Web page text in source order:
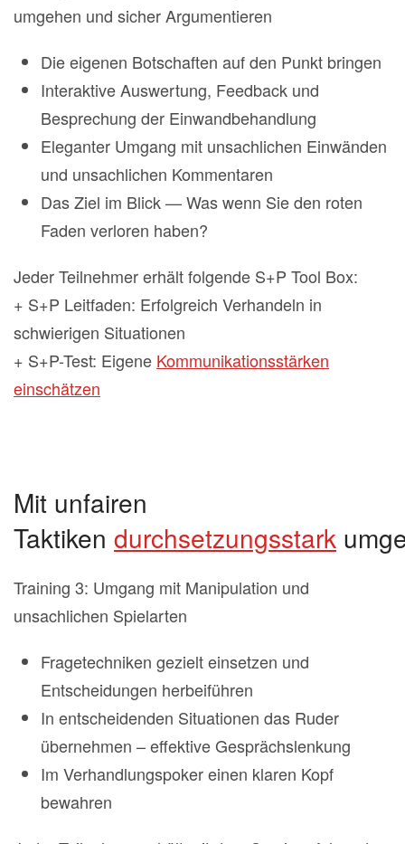
umgehen und sicher Argumentieren
Die eigenen Botschaften auf den Punkt bringen
Interaktive Auswertung, Feedback und
Besprechung der Einwandbehandlung
Eleganter Umgang mit unsachlichen Einwänden
und unsachlichen Kommentaren
Das Ziel im Blick — Was wenn Sie den roten
Faden verloren haben?
Jeder Teilnehmer erhält folgende S+P Tool Box:
+ S+P Leitfaden: Erfolgreich Verhandeln in
schwierigen Situationen
+ S+P-Test: Eigene Kommunikationsstärken
einschätzen
Mit unfairen
Taktiken durchsetzungsstark
Training 3: Umgang mit Manipulation und
unsachlichen Spielarten
Fragetechniken gezielt einsetzen und
Entscheidungen herbeiführen
In entscheidenden Situationen das Ruder
übernehmen – effektive Gesprächslenkung
Im Verhandlungspoker einen klaren Kopf
bewahren